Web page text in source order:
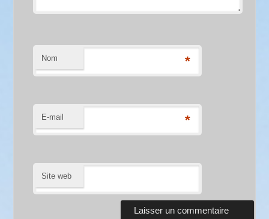
Nom *
E-mail *
Site web